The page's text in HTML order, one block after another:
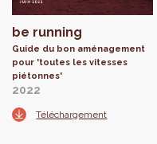
be running
Guide du bon aménagement
pour 'toutes les vitesses
piétonnes'
2022
Téléchargement